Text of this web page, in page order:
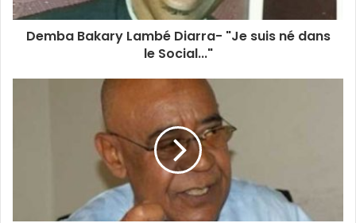
Demba Bakary Lambé Diarra- "Je suis né dans
le Social..."